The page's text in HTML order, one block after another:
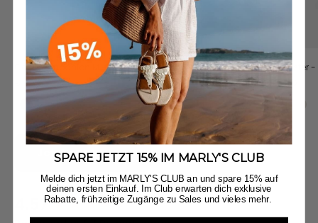
Cool Companion M - Black
Angebot
€139,90
BlackCrema
Soul Sister
Angebot
€139,90
Jetzt entdecken
4.57
New content loaded
SPARE JETZT 15% IM MARLY'S CLUB
Melde dich jetzt im MARLY'S CLUB an und spare 15% auf
deinen ersten Einkauf. Im Club erwarten dich exklusive
Rabatte, frühzeitige Zugänge zu Sales und vieles mehr.